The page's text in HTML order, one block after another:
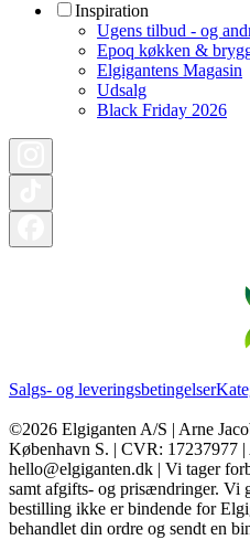
Inspiration
Ugens tilbud - og
Epoq køkken &
Elgigantens Magasin
Udsalg
Black Friday 2026
Salgs- og leveringsbetingelser
©2026 Elgiganten A/S | Arne
København S. | CVR: 17237977
hello@elgiganten.dk | Vi tager
samt afgifts- og prisændringer. Vi
bestilling ikke er bindende for
behandlet din ordre og sendt en